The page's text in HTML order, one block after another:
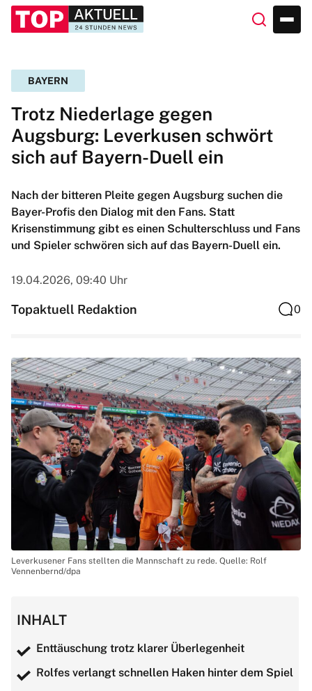
BAYERN
Trotz Niederlage gegen
Augsburg: Leverkusen schwört
sich auf Bayern-Duell ein
Nach der bitteren Pleite gegen Augsburg suchen die
Bayer-Profis den Dialog mit den Fans. Statt
Krisenstimmung gibt es einen Schulterschluss und Fans
und Spieler schwören sich auf das Bayern-Duell ein.
19.04.2026, 09:40 Uhr
Topaktuell Redaktion 0
Leverkusener Fans stellten die Mannschaft zu rede. Quelle: Rolf
Vennenbernd/dpa
INHALT
Enttäuschung trotz klarer Überlegenheit
Rolfes verlangt schnellen Haken hinter dem Spiel